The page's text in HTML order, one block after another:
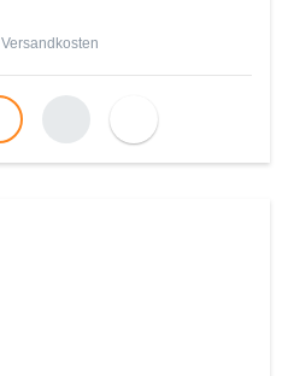
Versandkosten